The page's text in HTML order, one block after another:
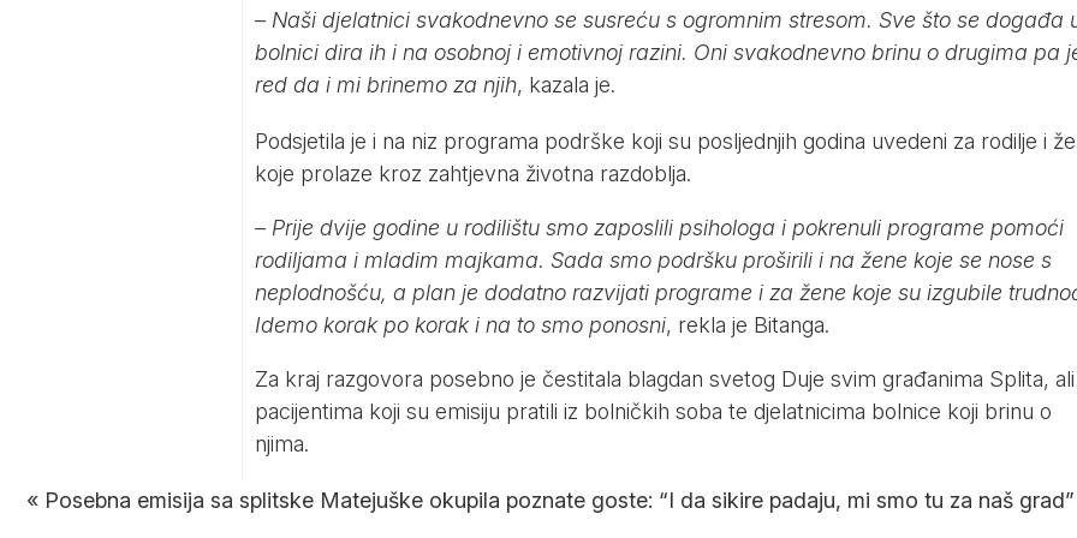
– Naši djelatnici svakodnevno se susreću s ogromnim stresom. Sve što se događa
bolnici dira ih i na osobnoj i emotivnoj razini. Oni svakodnevno brinu o drugima pa
red da i mi brinemo za njih, kazala je.
Podsjetila je i na niz programa podrške koji su posljednjih godina uvedeni za rodilje i
koje prolaze kroz zahtjevna životna razdoblja.
– Prije dvije godine u rodilištu smo zaposlili psihologa i pokrenuli programe pomoći
rodiljama i mladim majkama. Sada smo podršku proširili i na žene koje se nose s
neplodnošću, a plan je dodatno razvijati programe i za žene koje su izgubile
Idemo korak po korak i na to smo ponosni, rekla je Bitanga.
Za kraj razgovora posebno je čestitala blagdan svetog Duje svim građanima Splita, ali
pacijentima koji su emisiju pratili iz bolničkih soba te djelatnicima bolnice koji brinu o
njima.
« Posebna emisija sa splitske Matejuške okupila poznate goste: “I da sikire padaju, mi smo tu za naš grad”